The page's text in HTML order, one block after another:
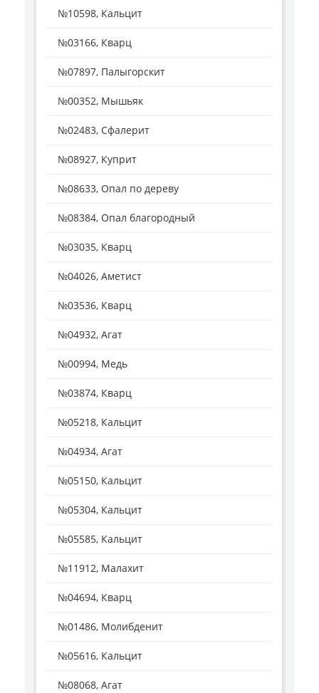
№10598, Кальцит
№03166, Кварц
№07897, Палыгорскит
№00352, Мышьяк
№02483, Сфалерит
№08927, Куприт
№08633, Опал по дереву
№08384, Опал благородный
№03035, Кварц
№04026, Аметист
№03536, Кварц
№04932, Агат
№00994, Медь
№03874, Кварц
№05218, Кальцит
№04934, Агат
№05150, Кальцит
№05304, Кальцит
№05585, Кальцит
№11912, Малахит
№04694, Кварц
№01486, Молибденит
№05616, Кальцит
№08068, Агат